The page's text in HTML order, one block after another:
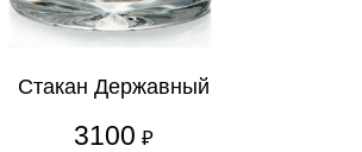
Стакан Державный
3100